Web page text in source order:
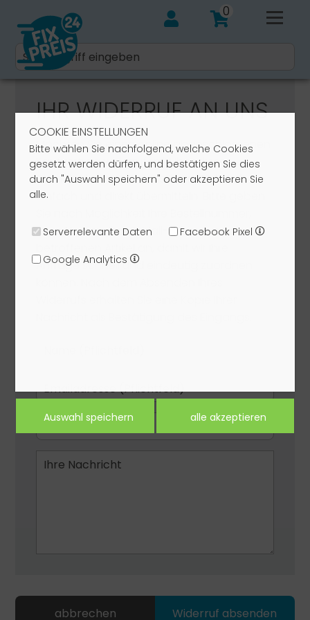
COOKIE EINSTELLUNGEN
Bitte wählen Sie nachfolgend, welche Cookies
gesetzt werden dürfen, und bestätigen Sie dies
durch "Auswahl speichern" oder akzeptieren Sie
alle.
Serverrelevante Daten
Facebook Pixel
Google Analytics
0
IHR WIDERRUF AN UNS
Möchten Sie einen online abgeschlossenen
Kaufvertrag widerrufen? Über dieses
Formular können Sie uns Ihren Widerruf
einfach und direkt übermitteln. Bitte geben
Ihren Namen, Ihre E-Mail-Adresse sowie die
Anfrage schnell und eindeutig zuordnen
Widerruf absenden
abbrechen